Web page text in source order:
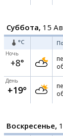
Суббота, 15
°C
Ночь
+8°
День
+19°
Воскресенье,